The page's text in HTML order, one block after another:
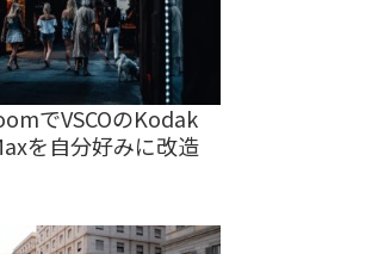
でVSCOのKodak
を自分好みに改造